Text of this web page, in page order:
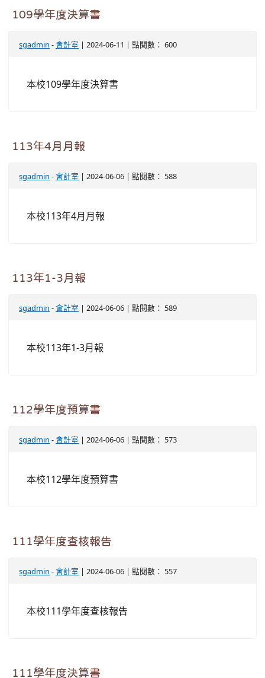
109學年度決算書
sgadmin -會計室 | 2024-06-11 | 點閱數： 600
本校109學年度決算書
113年4月月報
sgadmin -會計室 | 2024-06-06 | 點閱數： 588
本校113年4月月報
113年1-3月報
sgadmin -會計室 | 2024-06-06 | 點閱數： 589
本校113年1-3月報
112學年度預算書
sgadmin -會計室 | 2024-06-06 | 點閱數： 573
本校112學年度預算書
111學年度查核報告
sgadmin -會計室 | 2024-06-06 | 點閱數： 557
本校111學年度查核報告
111學年度決算書